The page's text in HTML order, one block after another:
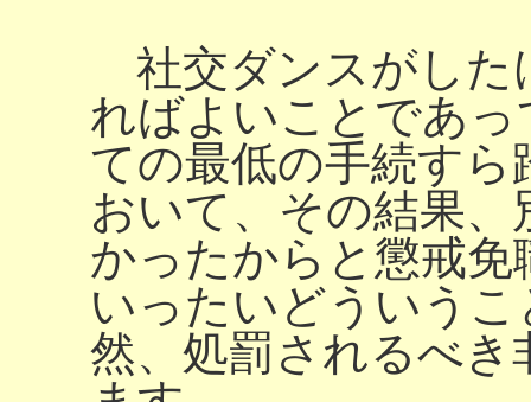
社交ダンスがした
ればよいことであ
ての最低の手続す
おいて、その結果
かったからと懲戒
いったいどういう
然、処罰されるべ